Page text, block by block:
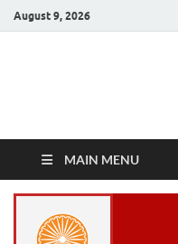
August 9, 2026
MAIN MENU